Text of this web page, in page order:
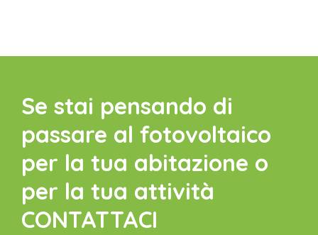
Se stai pensando di
passare al fotovoltaico
per la tua abitazione o
per la tua attività
CONTATTACI